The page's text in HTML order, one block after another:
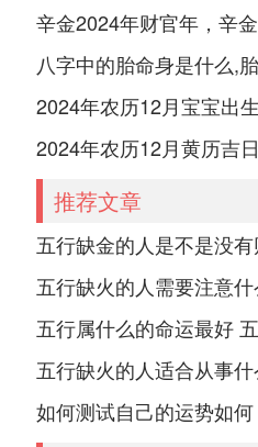
2024年农历12月黄历吉日
推荐文章